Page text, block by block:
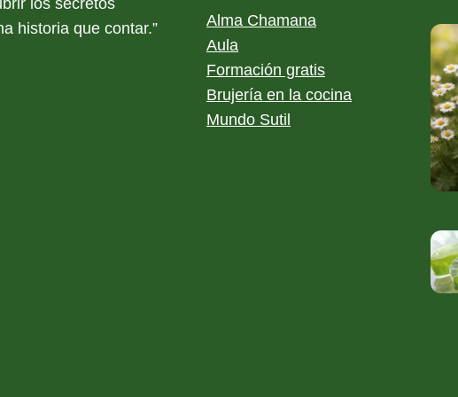
los secretos
historia que contar.”
Alma Chamana
Aula
Formación gratis
Brujería en la cocina
Mundo Sutil